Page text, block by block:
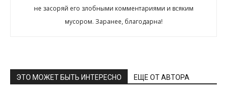
не засоряй его злобными комментариями и всяким
мусором. Заранее, благодарна!
ЭТО МОЖЕТ БЫТЬ ИНТЕРЕСНО ЕЩЕ ОТ АВТОРА